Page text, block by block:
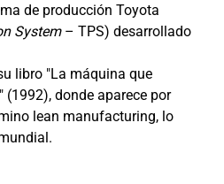
de producción Toyota
System– TPS) desarrollado
libro "La máquina que
(1992), donde aparece por
lean manufacturing, lo